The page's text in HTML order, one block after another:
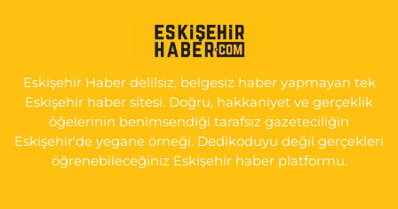
İSTİKLAL MAH. ŞAİR FUZULİ CAD. NO:35 A HAVA HASTANESİ
KARŞI KÖŞESİ ŞAİR FUZULİ AİLE SAĞLIĞI MERKEZİ KARŞISI
0 (222) 230 11 31 Yol Tarifi Al
Eskişehir Haber delilsiz, belgesiz haber yapmayan tek
Eskişehir haber sitesi. Doğru, hakkaniyet ve gerçeklik
öğelerinin benimsendiği tarafsız gazeteciliğin
Eskişehir'de yegane örneği. Dedikoduyu değil gerçekleri
öğrenebileceğiniz Eskişehir haber platformu.